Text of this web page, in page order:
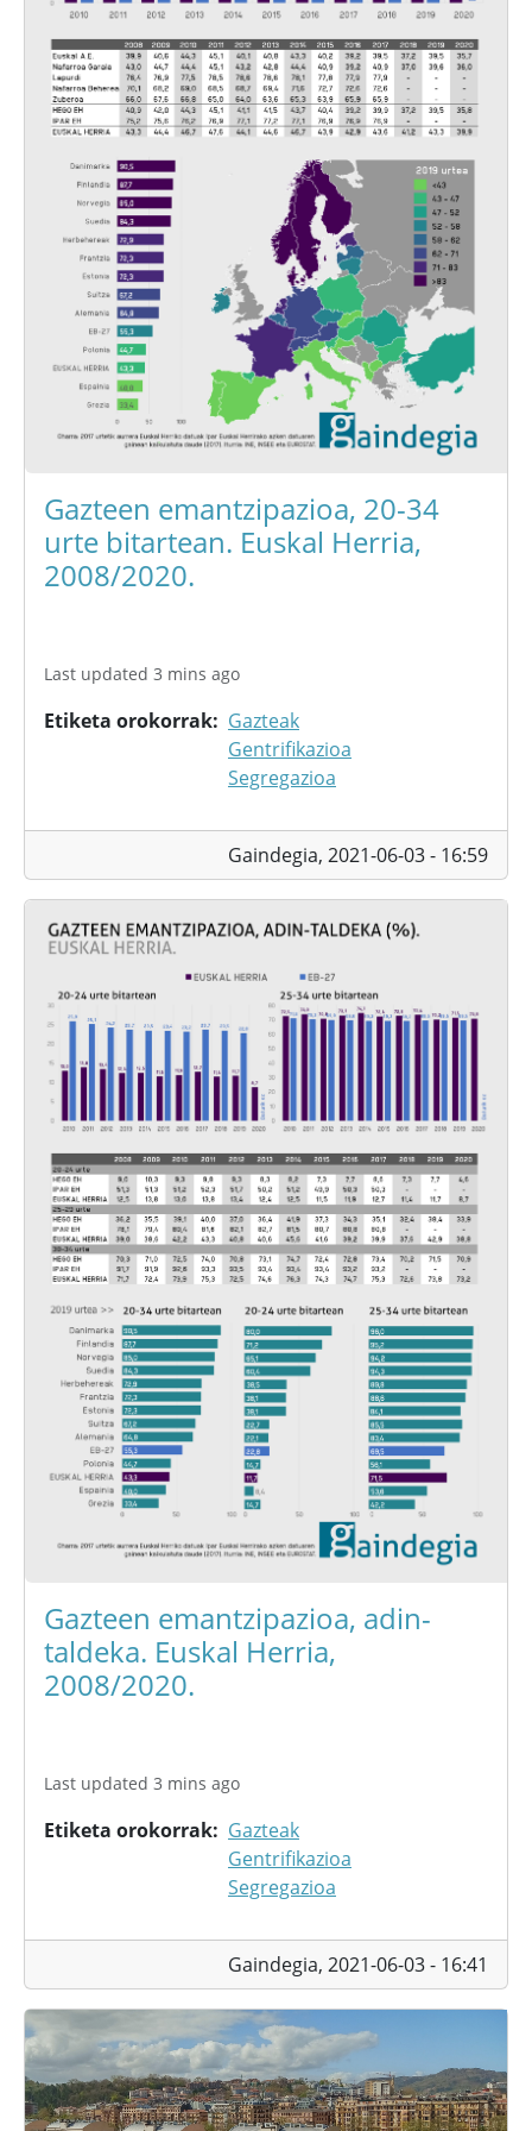
Gazteen emantzipazioa, 20-34
urte bitartean. Euskal Herria,
2008/2020.
Last updated 3 mins ago
Etiketa orokorrak
Gazteak
Gentrifikazioa
Segregazioa
Gaindegia, 2021-06-03 - 16:59
Gazteen emantzipazioa, adin-
taldeka. Euskal Herria,
2008/2020.
Last updated 3 mins ago
Etiketa orokorrak
Gazteak
Gentrifikazioa
Segregazioa
Gaindegia, 2021-06-03 - 16:41